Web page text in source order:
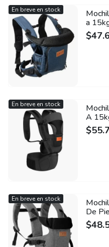
a
$
En breve en stock
A
$
En breve en stock
De
$
En breve en stock